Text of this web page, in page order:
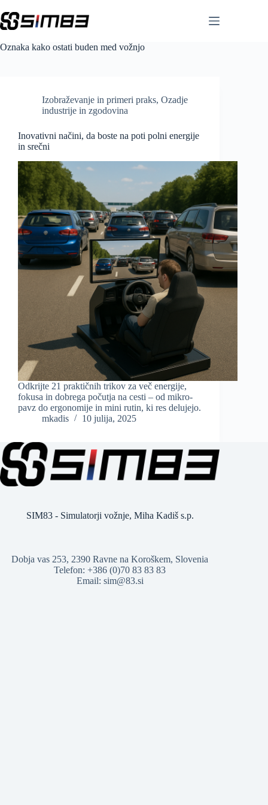
to
content
Oznaka kako ostati buden med vožnjo
Izobraževanje in primeri praks, Ozadje
industrije in zgodovina
Inovativni načini, da boste na poti polni energije
in srečni
Odkrijte 21 praktičnih trikov za več energije,
fokusa in dobrega počutja na cesti – od mikro-
pavz do ergonomije in mini rutin, ki res delujejo.
mkadis
10 julija, 2025
SIM83 - Simulatorji vožnje, Miha Kadiš s.p.
Dobja vas 253, 2390 Ravne na Koroškem, Slovenia
Telefon: +386 (0)70 83 83 83
Email: sim@83.si